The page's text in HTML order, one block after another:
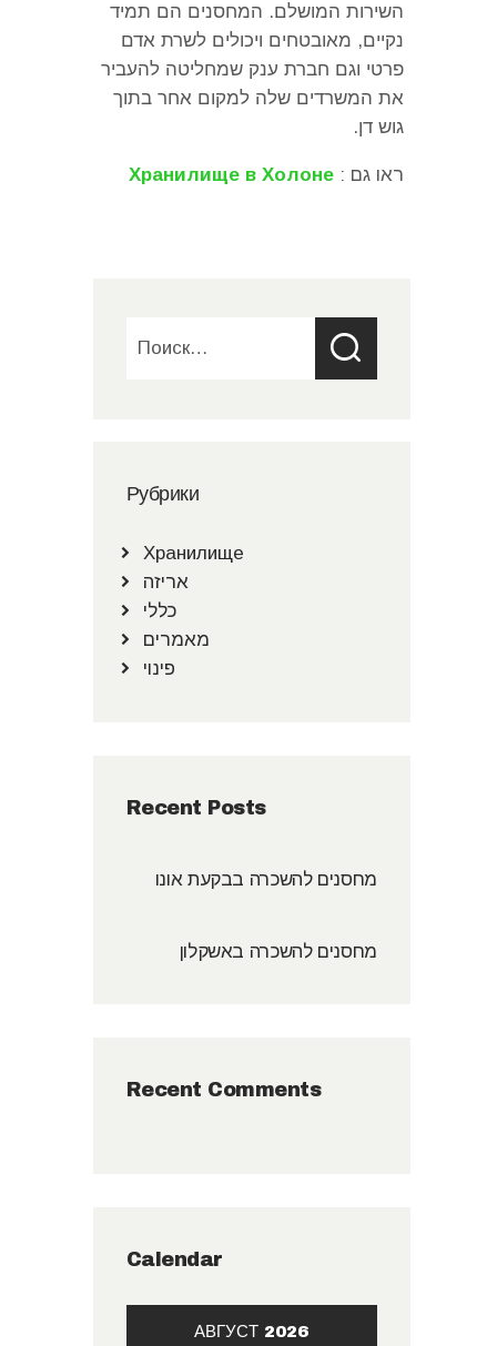
השירות המושלם. המחסנים הם תמיד
נקיים, מאובטחים ויכולים לשרת אדם
פרטי וגם חברת ענק שמחליטה להעביר
את המשרדים שלה למקום אחר בתוך
גוש דן.
ראו גם : Хранилище в Холоне
Рубрики
Хранилище
אריזה
כללי
מאמרים
פינוי
Recent Posts
מחסנים להשכרה בבקעת אונו
מחסנים להשכרה באשקלון
Recent Comments
Calendar
АВГУСТ 2026